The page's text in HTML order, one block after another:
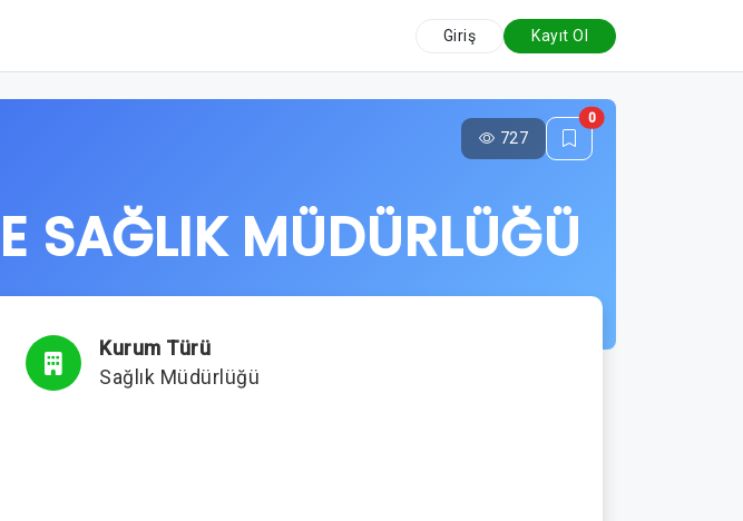
Giriş Kayıt Ol
SAĞLIK MÜDÜRLÜĞÜ
727
0
Kurum Türü
Sağlık Müdürlüğü